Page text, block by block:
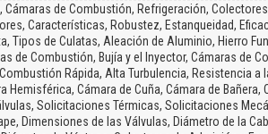
Cámaras de Combustión, Refrigeración,
Características, Robustez, Estanqueidad,
Tipos de Culatas, Aleación de Aluminio, Hierro
de Combustión, Bujía y el Inyector, Cámaras de
Rápida, Alta Turbulencia, Resistencia
Hemisférica, Cámara de Cuña, Cámara de
Solicitaciones Térmicas, Solicitaciones
Dimensiones de las Válvulas, Diámetro de la